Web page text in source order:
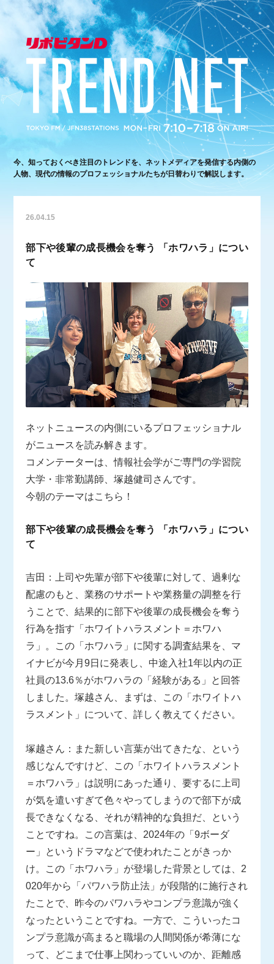
今、知っておくべき注目のトレンドを、ネットメディアを発信する内側の
人物、現代の情報のプロフェッショナルたちが日替わりで解説します。
26.04.15
部下や後輩の成長機会を奪う 「ホワハラ」につい
て
ネットニュースの内側にいるプロフェッショナル
がニュースを読み解きます。
コメンテーターは、情報社会学がご専門の学習院
大学・非常勤講師、塚越健司さんです。
今朝のテーマはこちら！
部下や後輩の成長機会を奪う 「ホワハラ」につい
て
吉田：上司や先輩が部下や後輩に対して、過剰な
配慮のもと、業務のサポートや業務量の調整を行
うことで、結果的に部下や後輩の成長機会を奪う
行為を指す「ホワイトハラスメント＝ホワハ
ラ」。この「ホワハラ」に関する調査結果を、マ
イナビが今月9日に発表し、中途入社1年以内の正
社員の13.6％がホワハラの「経験がある」と回答
しました。塚越さん、まずは、この「ホワイトハ
ラスメント」について、詳しく教えてください。
塚越さん：また新しい言葉が出てきたな、という
感じなんですけど、この「ホワイトハラスメント
＝ホワハラ」は説明にあった通り、要するに上司
が気を遣いすぎて色々やってしまうので部下が成
長できなくなる、それが精神的な負担だ、という
ことですね。この言葉は、2024年の「9ボーダ
ー」というドラマなどで使われたことがきっか
け。この「ホワハラ」が登場した背景としては、2
020年から「パワハラ防止法」が段階的に施行され
たことで、昨今のパワハラやコンプラ意識が強く
なったということですね。一方で、こういったコ
ンプラ意識が高まると職場の人間関係が希薄にな
って、どこまで仕事上関わっていいのか、距離感